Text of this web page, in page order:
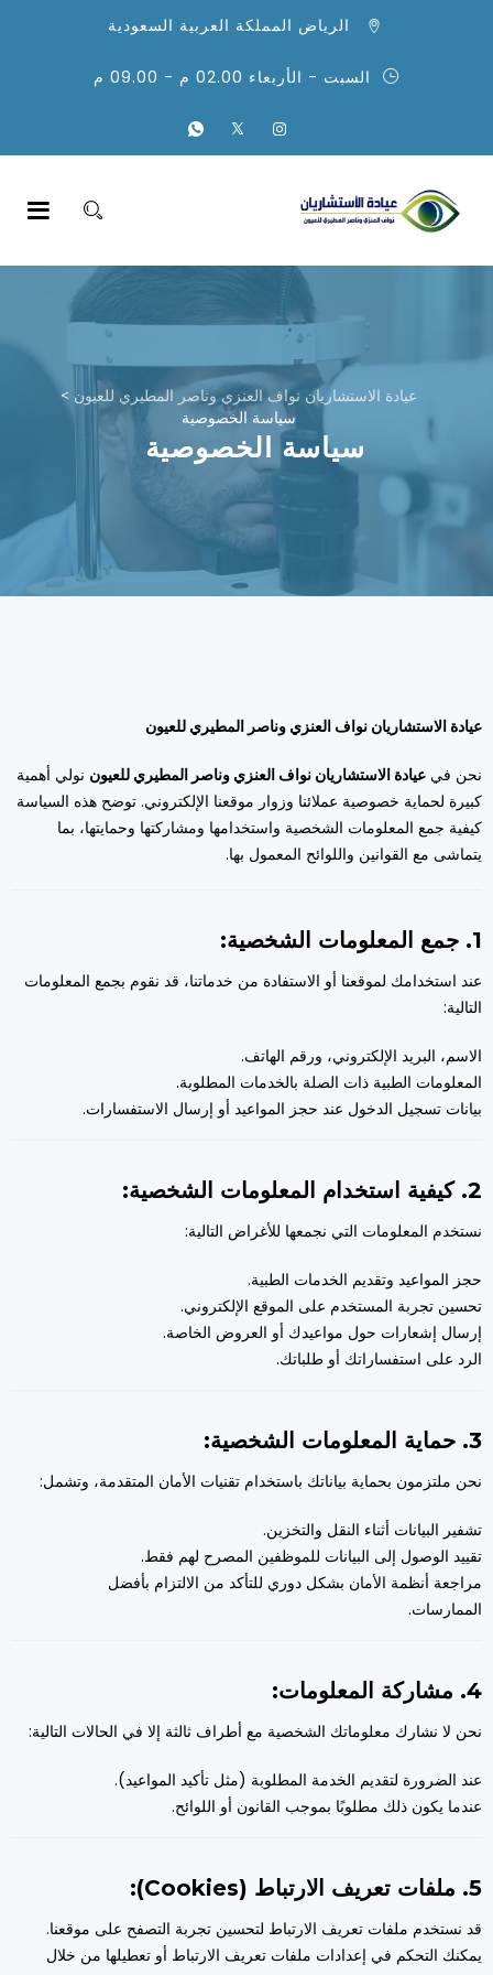
الرياض المملكة العربية السعودية
السبت - الأربعاء 02.00 م - 09.00 م
عيادة الاستشاريان نواف العنزي وناصر المطيري للعيون >
سياسة الخصوصية
سياسة الخصوصية
عيادة الاستشاريان نواف العنزي وناصر المطيري للعيون
نحن في عيادة الاستشاريان نواف العنزي وناصر المطيري للعيون نولي أهمية
كبيرة لحماية خصوصية عملائنا وزوار موقعنا الإلكتروني. توضح هذه السياسة
كيفية جمع المعلومات الشخصية واستخدامها ومشاركتها وحمايتها، بما
يتماشى مع القوانين واللوائح المعمول بها.
1. جمع المعلومات الشخصية:
عند استخدامك لموقعنا أو الاستفادة من خدماتنا، قد نقوم بجمع المعلومات
التالية:
الاسم، البريد الإلكتروني، ورقم الهاتف.
المعلومات الطبية ذات الصلة بالخدمات المطلوبة.
بيانات تسجيل الدخول عند حجز المواعيد أو إرسال الاستفسارات.
2. كيفية استخدام المعلومات الشخصية:
نستخدم المعلومات التي نجمعها للأغراض التالية:
حجز المواعيد وتقديم الخدمات الطبية.
تحسين تجربة المستخدم على الموقع الإلكتروني.
إرسال إشعارات حول مواعيدك أو العروض الخاصة.
الرد على استفساراتك أو طلباتك.
3. حماية المعلومات الشخصية:
نحن ملتزمون بحماية بياناتك باستخدام تقنيات الأمان المتقدمة، وتشمل:
تشفير البيانات أثناء النقل والتخزين.
تقييد الوصول إلى البيانات للموظفين المصرح لهم فقط.
مراجعة أنظمة الأمان بشكل دوري للتأكد من الالتزام بأفضل
الممارسات.
4. مشاركة المعلومات:
نحن لا نشارك معلوماتك الشخصية مع أطراف ثالثة إلا في الحالات التالية:
عند الضرورة لتقديم الخدمة المطلوبة (مثل تأكيد المواعيد).
عندما يكون ذلك مطلوبًا بموجب القانون أو اللوائح.
5. ملفات تعريف الارتباط (Cookies):
قد نستخدم ملفات تعريف الارتباط لتحسين تجربة التصفح على موقعنا.
يمكنك التحكم في إعدادات ملفات تعريف الارتباط أو تعطيلها من خلال